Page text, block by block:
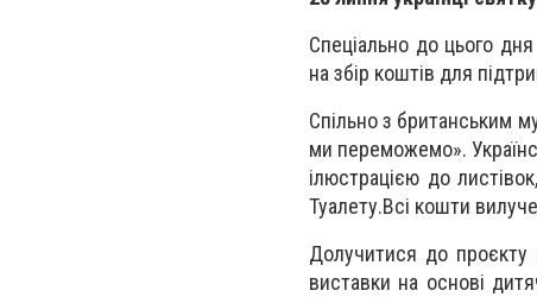
Спеціально до цього
на збір коштів для
Спільно з британським
ми переможемо».
ілюстрацією до
Туалету.Всі кошти
Долучитися до проєкту
виставки на основі